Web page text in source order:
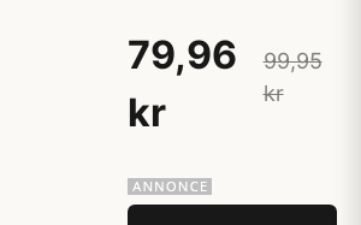
79,96
kr
99,95
kr